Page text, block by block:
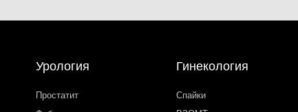
Урология
Простатит
Гинекология
Спайки